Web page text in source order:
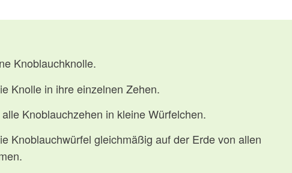
Knoblauchknolle.
Knolle in ihre einzelnen Zehen.
Knoblauchzehen in kleine Würfelchen.
Knoblauchwürfel gleichmäßig auf der Erde von allen